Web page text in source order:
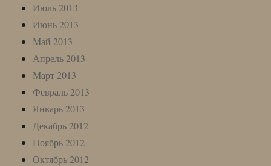
Июль 2013
Июнь 2013
Май 2013
Апрель 2013
Март 2013
Февраль 2013
Январь 2013
Декабрь 2012
Ноябрь 2012
Октябрь 2012